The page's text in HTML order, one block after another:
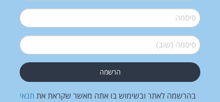
סיסמה*
סיסמה (שוב)*
בהרשמה לאתר ובשימוש בו אתה מאשר שקראת את תנאי